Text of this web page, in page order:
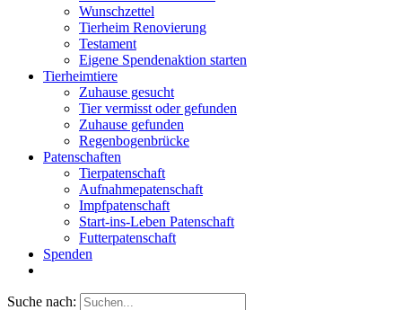
Wunschzettel
Tierheim Renovierung
Testament
Eigene Spendenaktion starten
Tierheimtiere
Zuhause gesucht
Tier vermisst oder gefunden
Zuhause gefunden
Regenbogenbrücke
Patenschaften
Tierpatenschaft
Aufnahmepatenschaft
Impfpatenschaft
Start-ins-Leben Patenschaft
Futterpatenschaft
Spenden
Suche nach: